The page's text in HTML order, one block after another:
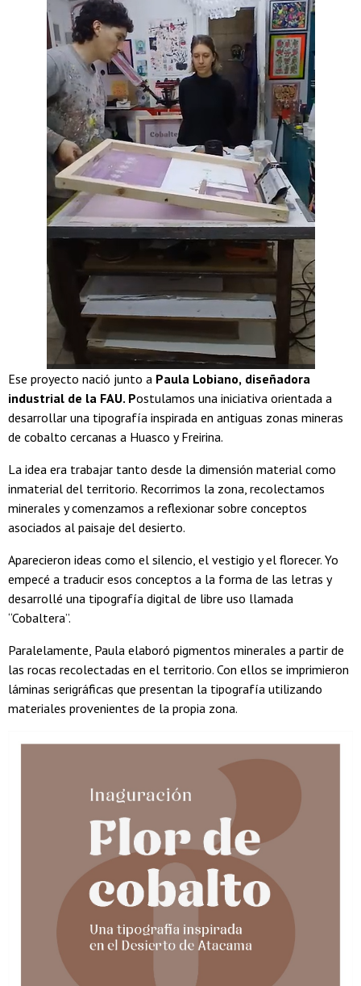
Ese proyecto nació junto a Paula Lobiano, diseñadora
industrial de la FAU. Postulamos una iniciativa orientada a
desarrollar una tipografía inspirada en antiguas zonas mineras
de cobalto cercanas a Huasco y Freirina.
La idea era trabajar tanto desde la dimensión material como
inmaterial del territorio. Recorrimos la zona, recolectamos
minerales y comenzamos a reflexionar sobre conceptos
asociados al paisaje del desierto.
Aparecieron ideas como el silencio, el vestigio y el florecer. Yo
empecé a traducir esos conceptos a la forma de las letras y
desarrollé una tipografía digital de libre uso llamada
“Cobaltera”.
Paralelamente, Paula elaboró pigmentos minerales a partir de
las rocas recolectadas en el territorio. Con ellos se imprimieron
láminas serigráficas que presentan la tipografía utilizando
materiales provenientes de la propia zona.